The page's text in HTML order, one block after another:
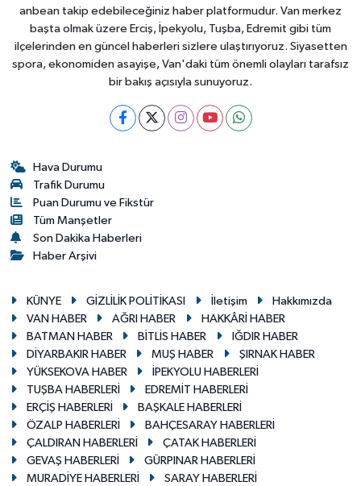
anbean takip edebileceğiniz haber platformudur. Van merkez
başta olmak üzere Erciş, İpekyolu, Tuşba, Edremit gibi tüm
ilçelerinden en güncel haberleri sizlere ulaştırıyoruz. Siyasetten
spora, ekonomiden asayişe, Van'daki tüm önemli olayları tarafsız
bir bakış açısıyla sunuyoruz.
Hava Durumu
Trafik Durumu
Puan Durumu ve Fikstür
Tüm Manşetler
Son Dakika Haberleri
Haber Arşivi
KÜNYE GİZLİLİK POLİTİKASI İletişim
Hakkımızda
VAN HABER
AĞRI HABER
HAKKÂRİ HABER
BATMAN HABER
BİTLİS HABER
IĞDIR HABER
DİYARBAKIR HABER
MUŞ HABER
ŞIRNAK HABER
YÜKSEKOVA HABER
İPEKYOLU HABERLERİ
TUŞBA HABERLERİ
EDREMİT HABERLERİ
ERÇİŞ HABERLERİ
BAŞKALE HABERLERİ
ÖZALP HABERLERİ
BAHÇESARAY HABERLERİ
ÇALDIRAN HABERLERİ
ÇATAK HABERLERİ
GEVAŞ HABERLERİ
GÜRPINAR HABERLERİ
MURADİYE HABERLERİ
SARAY HABERLERİ